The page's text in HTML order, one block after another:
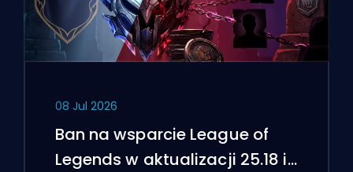
08 Jul 2026
Ban na wsparcie League of
Legends w aktualizacji 25.18 i